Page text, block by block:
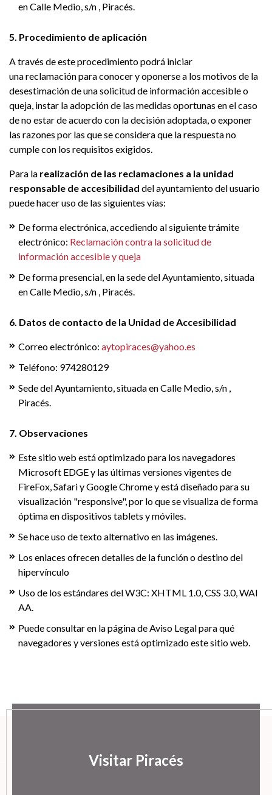
en Calle Medio, s/n , Piracés.
5. Procedimiento de aplicación
A través de este procedimiento podrá iniciar
una reclamación para conocer y oponerse a los motivos de la
desestimación de una solicitud de información accesible o
queja, instar la adopción de las medidas oportunas en el caso
de no estar de acuerdo con la decisión adoptada, o exponer
las razones por las que se considera que la respuesta no
cumple con los requisitos exigidos.
Para la realización de las reclamaciones a la unidad
responsable de accesibilidad del ayuntamiento del usuario
puede hacer uso de las siguientes vías:
De forma electrónica, accediendo al siguiente trámite
electrónico: Reclamación contra la solicitud de
información accesible y queja
De forma presencial, en la sede del Ayuntamiento, situada
en Calle Medio, s/n , Piracés.
6. Datos de contacto de la Unidad de Accesibilidad
Correo electrónico: aytopiraces@yahoo.es
Teléfono: 974280129
Sede del Ayuntamiento, situada en Calle Medio, s/n ,
Piracés.
7. Observaciones
Este sitio web está optimizado para los navegadores
Microsoft EDGE y las últimas versiones vigentes de
FireFox, Safari y Google Chrome y está diseñado para su
visualización "responsive", por lo que se visualiza de forma
óptima en dispositivos tablets y móviles.
Se hace uso de texto alternativo en las imágenes.
Los enlaces ofrecen detalles de la función o destino del
hipervínculo
Uso de los estándares del W3C: XHTML 1.0, CSS 3.0, WAI
AA.
Puede consultar en la página de Aviso Legal para qué
navegadores y versiones está optimizado este sitio web.
Visitar Piracés